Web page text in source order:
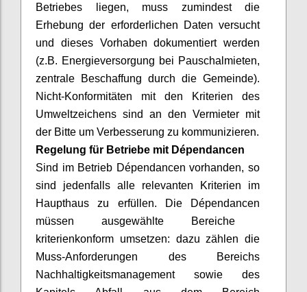
Betriebes liegen, muss zumindest die
Erhebung der erforderlichen Daten versucht
und dieses Vorhaben dokumentiert werden
(z.B. Energieversorgung bei Pauschalmieten,
zentrale Beschaffung durch die Gemeinde).
Nicht-Konformitäten mit den Kriterien des
Umweltzeichens sind an den Vermieter mit
der Bitte um Verbesserung zu kommunizieren.
Regelung für Betriebe mit Dépendancen
Sind im Betrieb Dépendancen vorhanden, so
sind jedenfalls alle relevanten Kriterien im
Haupthaus zu erfüllen. Die
Dépendancen
müssen ausgewählte Bereiche
kriterienkonform umsetzen: dazu zählen die
Muss-Anforderungen des Bereichs
Nachhaltigkeitsmanagement sowie des